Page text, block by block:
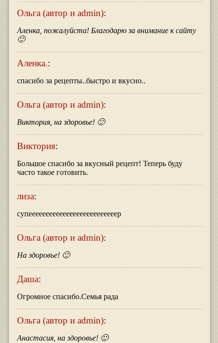
Ольга (автор и admin):
Аленка, пожалуйста! Благодарю за внимание к сайту
🙂
Аленка.:
спасибо за рецепты..быстро и вкусно..
Ольга (автор и admin):
Виктория, на здоровье! 🙂
Виктория:
Большое спасибо за вкусный рецепт! Теперь буду
часто такое готовить.
лиза:
супеееееееееееееееееееееееееер
Ольга (автор и admin):
На здоровье! 🙂
Даша:
Огромное спасибо.Семья рада
Ольга (автор и admin):
Анастасия, на здоровье! 🙂